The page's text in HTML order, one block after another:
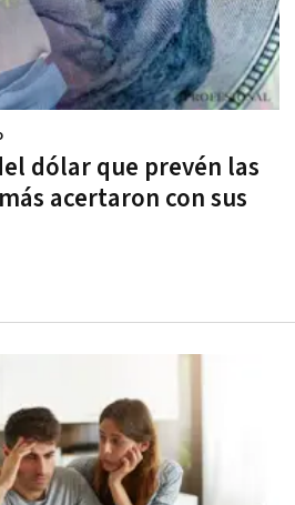
dólar que prevén las
acertaron con sus